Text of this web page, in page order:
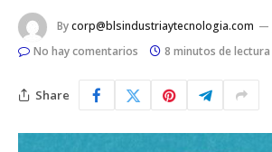
Bycorp@blsindustriaytecnologia.com
No hay comentarios
8 minutos de lectura
Share